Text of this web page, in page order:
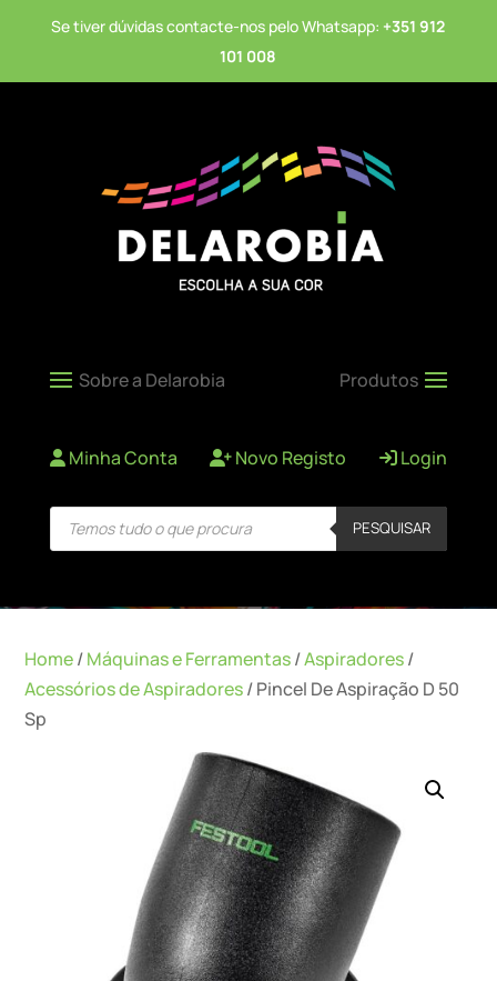
Se tiver dúvidas contacte-nos pelo Whatsapp: +351 912
101 008
Minha Conta Novo Registo Login
Products
search PESQUISAR
Home/Máquinas e Ferramentas/Aspiradores/
Acessórios de Aspiradores/ Pincel De Aspiração D 50
Sp